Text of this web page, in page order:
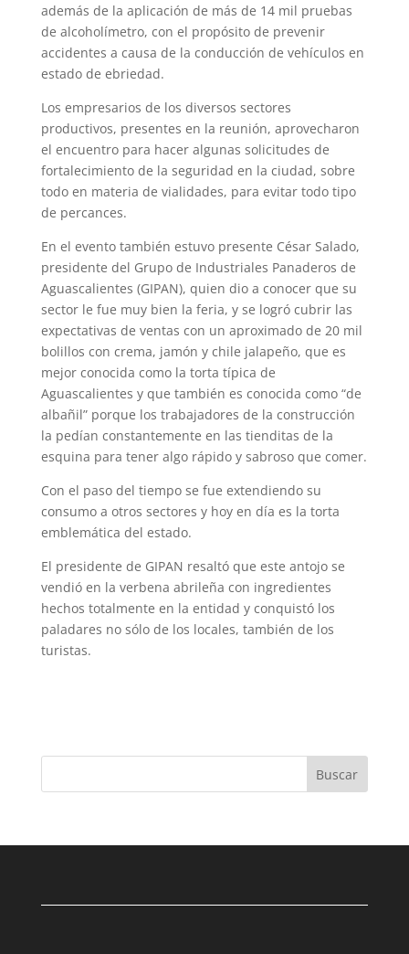
además de la aplicación de más de 14 mil pruebas
de alcoholímetro, con el propósito de prevenir
accidentes a causa de la conducción de vehículos en
estado de ebriedad.
Los empresarios de los diversos sectores
productivos, presentes en la reunión, aprovecharon
el encuentro para hacer algunas solicitudes de
fortalecimiento de la seguridad en la ciudad, sobre
todo en materia de vialidades, para evitar todo tipo
de percances.
En el evento también estuvo presente César Salado,
presidente del Grupo de Industriales Panaderos de
Aguascalientes (GIPAN), quien dio a conocer que su
sector le fue muy bien la feria, y se logró cubrir las
expectativas de ventas con un aproximado de 20 mil
bolillos con crema, jamón y chile jalapeño, que es
mejor conocida como la torta típica de
Aguascalientes y que también es conocida como “de
albañil” porque los trabajadores de la construcción
la pedían constantemente en las tienditas de la
esquina para tener algo rápido y sabroso que comer.
Con el paso del tiempo se fue extendiendo su
consumo a otros sectores y hoy en día es la torta
emblemática del estado.
El presidente de GIPAN resaltó que este antojo se
vendió en la verbena abrileña con ingredientes
hechos totalmente en la entidad y conquistó los
paladares no sólo de los locales, también de los
turistas.
Buscar